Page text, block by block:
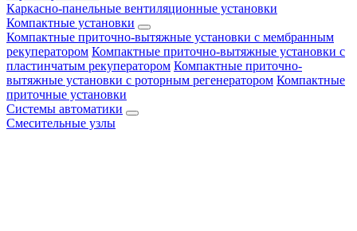
Каркасно-панельные вентиляционные установки
Компактные установки
Компактные приточно-вытяжные установки с мембранным
рекуператором Компактные приточно-вытяжные установки с
пластинчатым рекуператором Компактные приточно-
вытяжные установки с роторным регенератором Компактные
приточные установки
Системы автоматики
Смесительные узлы